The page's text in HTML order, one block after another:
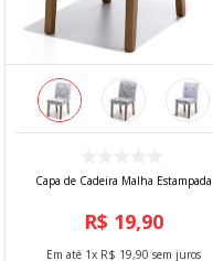
Capa de Cadeira Malha Estampada
R$ 19,90
Em até 1x R$ 19,90 sem juros